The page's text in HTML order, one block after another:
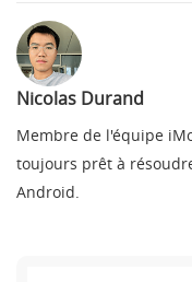
Nicolas Durand
Membre de l'équipe
toujours prêt à
Android.